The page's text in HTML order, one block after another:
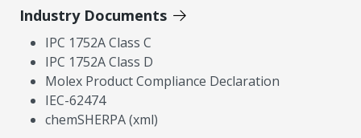
Industry Documents
IPC 1752A Class C
IPC 1752A Class D
Molex Product Compliance Declaration
IEC-62474
chemSHERPA (xml)